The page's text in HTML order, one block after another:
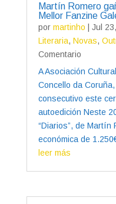
Martín Romero
Mellor Fanzine
por martinho Jul
Literaria, Novas,
Comentario
A Asociación
Concello da
consecutivo este
autoedición Neste
“Diarios”, de Martín
económica de
leer más